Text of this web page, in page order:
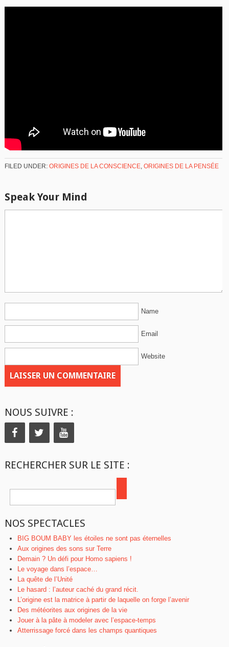
FILED UNDER: ORIGINES DE LA CONSCIENCE, ORIGINES DE LA PENSÉE
Speak Your Mind
Name
Email
Website
NOUS SUIVRE :
RECHERCHER SUR LE SITE :
NOS SPECTACLES
BIG BOUM BABY les étoiles ne sont pas éternelles
Aux origines des sons sur Terre
Demain ? Un défi pour Homo sapiens !
Le voyage dans l’espace…
La quête de l’Unité
Le hasard : l’auteur caché du grand récit.
L’origine est la matrice à partir de laquelle on forge l’avenir
Des météorites aux origines de la vie
Jouer à la pâte à modeler avec l’espace-temps
Atterrissage forcé dans les champs quantiques